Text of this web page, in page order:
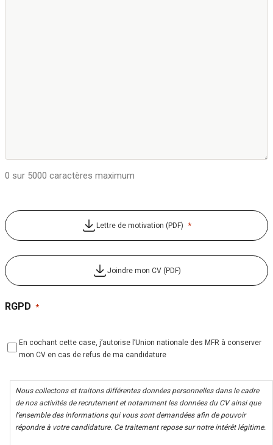
0 sur 5000 caractères maximum
Lettre de motivation (PDF) *
Joindre mon CV (PDF)
RGPD *
En cochant cette case, j’autorise l’Union nationale des MFR à conserver
mon CV en cas de refus de ma candidature
Nous collectons et traitons différentes données personnelles dans le cadre
de nos activités de recrutement et notamment les données du CV ainsi que
l’ensemble des informations qui vous sont demandées afin de pouvoir
répondre à votre candidature. Ce traitement repose sur notre intérêt légitime.